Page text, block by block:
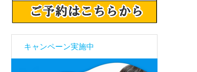
キャンペーン実施中